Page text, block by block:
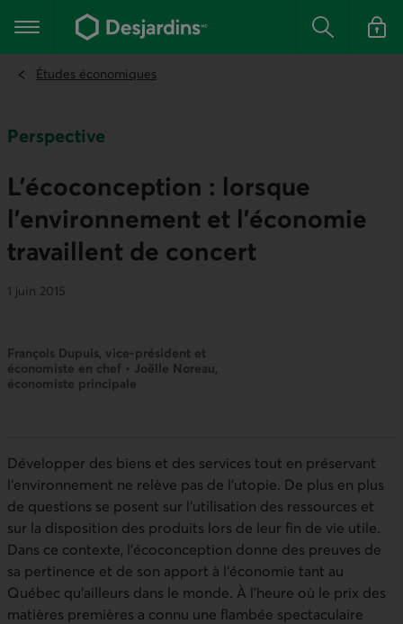
contenu
Menu principal Rechercher
Se
Études économiques
Perspective
L’écoconception : lorsque
l’environnement et l'économie
travaillent de concert
1 juin 2015
François Dupuis, vice-président et
économiste en chef • Joëlle Noreau,
économiste principale
Développer des biens et des services tout en préservant
l’environnement ne relève pas de l’utopie. De plus en plus
de questions se posent sur l’utilisation des ressources et
sur la disposition des produits lors de leur fin de vie utile.
Dans ce contexte, l’écoconception donne des preuves de
sa pertinence et de son apport à l’économie tant au
Québec qu’ailleurs dans le monde. À l’heure où le prix des
matières premières a connu une flambée spectaculaire